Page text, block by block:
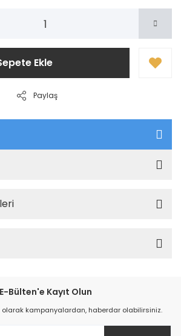
Ekle
Paylaş
E-Bülten'e Kayıt Olun
olarak kampanyalardan, haberdar olabilirsiniz.